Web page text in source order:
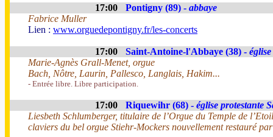
17:00 Pontigny (89) - abbaye
Fabrice Muller
Lien : www.orguedepontigny.fr/les-concerts
17:00 Saint-Antoine-l'Abbaye (38) -
Marie-Agnès Grall-Menet, orgue
Bach, Nôtre, Laurin, Pallesco, Langlais, Hakim...
- Entrée libre. Libre participation.
17:00 Riquewihr (68) - église protestante
Liesbeth Schlumberger, titulaire de l’Orgue du Temple de
claviers du bel orgue Stiehr-Mockers nouvellement restauré